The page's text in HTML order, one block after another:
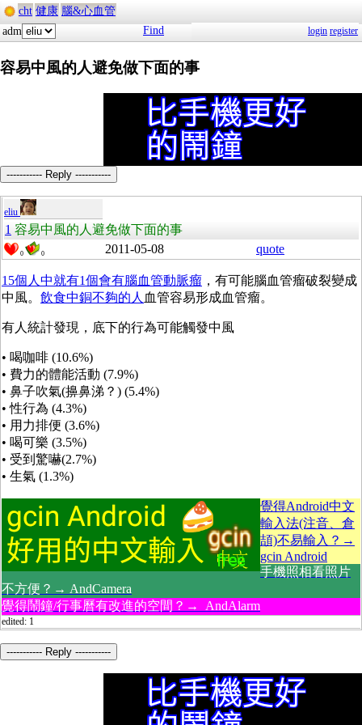
cht 健康 腦&心血管
adm
Find login register
容易中風的人避免做下面的事
----------- Reply -----------
eliu
1 容易中風的人避免做下面的事
0 0 2011-05-08 quote
15個人中就有1個會有腦血管動脈瘤 ，有可能腦血管瘤破裂變成
中風。 飲食中銅不夠的人 血管容易形成血管瘤。
有人統計發現，底下的行為可能觸發中風
• 喝咖啡 (10.6%)
• 費力的體能活動 (7.9%)
• 鼻子吹氣(擤鼻涕？) (5.4%)
• 性行為 (4.3%)
• 用力排便 (3.6%)
• 喝可樂 (3.5%)
• 受到驚嚇(2.7%)
• 生氣 (1.3%)
覺得Android中文
輸入法(注音、倉
頡)不易輸入？→
gcin Android
手機照相看照片
不方便？→ AndCamera
覺得鬧鐘/行事曆有改進的空間？→ AndAlarm
edited: 1
----------- Reply -----------